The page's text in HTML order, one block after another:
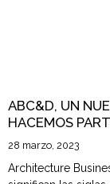
ABC&D, UN
HACEMOS
28 marzo, 2023
Architecture